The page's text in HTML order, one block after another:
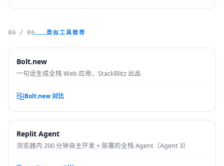
06 / 06 类似工具推荐
Bolt.new
一句话生成全栈 Web 应用，StackBlitz 出品
Bolt.new 对比
Replit Agent
浏览器内 200 分钟自主开发 + 部署的全栈 Agent（Agent 3）